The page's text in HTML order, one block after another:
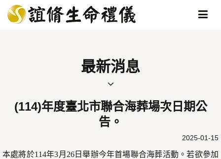
最新消息
(114)年度臺北市聯合海葬場次日期公
告。
2025-01-15
本處將於114年3月26日舉辦今年首場聯合海葬活動。若欲參加